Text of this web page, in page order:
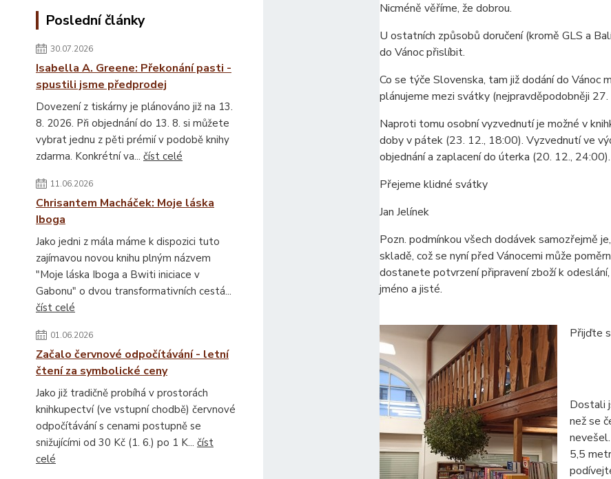
Poslední články
30.07.2026
Isabella A. Greene: Překonání pasti -
spustili jsme předprodej
Dovezení z tiskárny je plánováno již na 13.
8. 2026. Při objednání do 13. 8. si můžete
vybrat jednu z pěti prémií v podobě knihy
zdarma. Konkrétní va... číst celé
11.06.2026
Chrisantem Macháček: Moje láska
Iboga
Jako jedni z mála máme k dispozici tuto
zajímavou novou knihu plným názvem
"Moje láska Iboga a Bwiti iniciace v
Gabonu" o dvou transformativních cestá...
číst celé
01.06.2026
Začalo červnové odpočítávání - letní
čtení za symbolické ceny
Jako již tradičně probíhá v prostorách
knihkupectví (ve vstupní chodbě) červnové
odpočítávání s cenami postupně se
snižujícími od 30 Kč (1. 6.) po 1 K... číst
celé
Nicméně věříme, že dobrou.
U ostatních způsobů doručení (kromě GLS a
do Vánoc přislíbit.
Co se týče Slovenska, tam již dodání do Vánoc
plánujeme mezi svátky (nejpravděpodobněji 27.
Naproti tomu osobní vyzvednutí je možné v
doby v pátek (23. 12., 18:00). Vyzvednutí ve
objednání a zaplacení do úterka (20. 12., 24:00).
Přejeme klidné svátky
Jan Jelínek
Pozn. podmínkou všech dodávek samozřejmě
skladě, což se nyní před Vánocemi může
dostanete potvrzení připravení zboží k
jméno a jisté.
Přijďte
Dostali
než se
5,5